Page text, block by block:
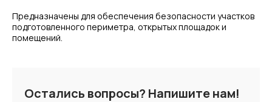
Предназначены для обеспечения безопасности участков
подготовленного периметра, открытых площадок и
помещений.
Остались вопросы? Напишите нам!